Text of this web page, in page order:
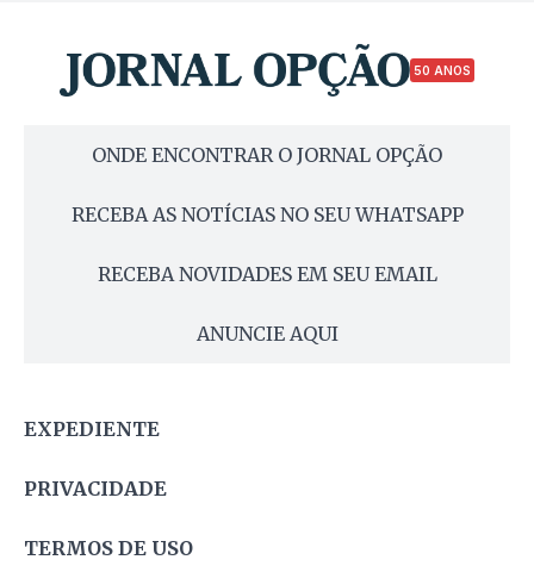
50 ANOS
ONDE ENCONTRAR O JORNAL OPÇÃO
RECEBA AS NOTÍCIAS NO SEU WHATSAPP
RECEBA NOVIDADES EM SEU EMAIL
ANUNCIE AQUI
EXPEDIENTE
PRIVACIDADE
TERMOS DE USO